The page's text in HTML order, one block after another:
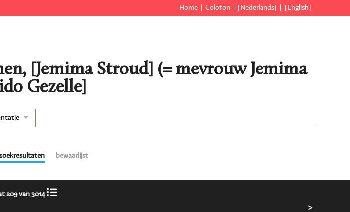
Home Colofon [Nederlands] [English]
[Jemima Stroud] (= mevrouw Jemima
Gezelle]
bewaarlijst
209 van 3014
>